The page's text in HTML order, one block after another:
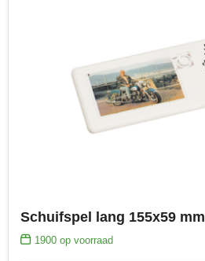
Schuifspel lang 155x59 mm
1900op voorraad